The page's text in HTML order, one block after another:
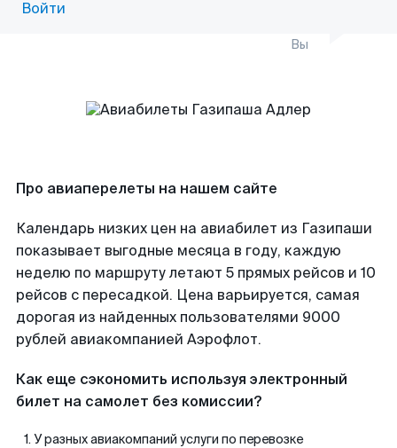
Войти
Вы
Про авиаперелеты на нашем сайте
Календарь низких цен на авиабилет из Газипаши
показывает выгодные месяца в году, каждую
неделю по маршруту летают 5 прямых рейсов и 10
рейсов с пересадкой. Цена варьируется, самая
дорогая из найденных пользователями 9000
рублей авиакомпанией Аэрофлот.
Как еще сэкономить используя электронный
билет на самолет без комиссии?
У разных авиакомпаний услуги по перевозке